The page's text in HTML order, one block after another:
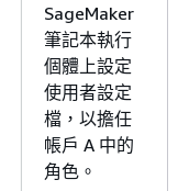
SageMaker
筆記本執行
個體上設定
使用者設定
檔，以擔任
帳戶 A 中的
角色。